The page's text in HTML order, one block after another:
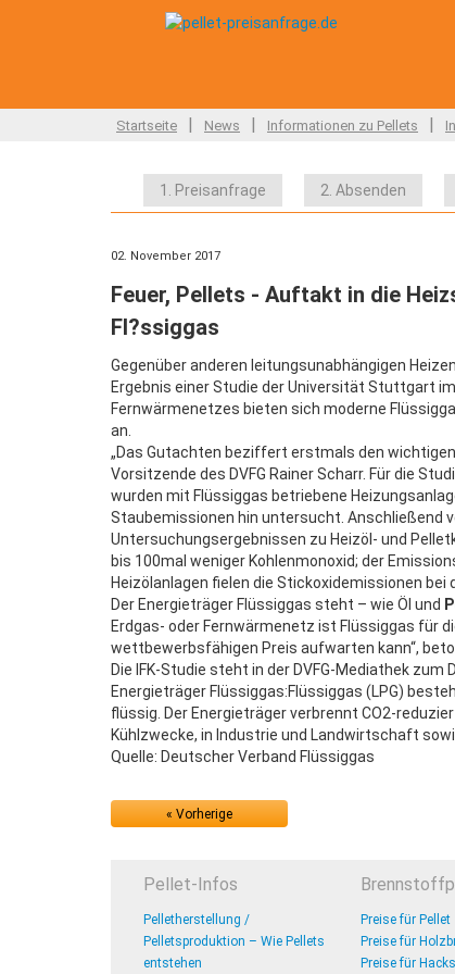
Startseite | News | Informationen zu Pellets |
1. Preisanfrage 2. Absenden
02. November 2017
Feuer, Pellets - Auftakt in die
Fl?ssiggas
Gegenüber anderen leitungsunabhängigen
Ergebnis einer Studie der Universität Stuttgart
Fernwärmenetzes bieten sich moderne
an.
„Das Gutachten beziffert erstmals den
Vorsitzende des DVFG Rainer Scharr. Für die
wurden mit Flüssiggas betriebene
Staubemissionen hin untersucht. Anschließend
Untersuchungsergebnissen zu Heizöl- und
bis 100mal weniger Kohlenmonoxid; der
Heizölanlagen fielen die Stickoxidemissionen
Der Energieträger Flüssiggas steht – wie Öl und
Erdgas- oder Fernwärmenetz ist Flüssiggas für
wettbewerbsfähigen Preis aufwarten kann“,
Die IFK-Studie steht in der DVFG-Mediathek zum
Energieträger Flüssiggas:Flüssiggas (LPG)
flüssig. Der Energieträger verbrennt CO2-
Kühlzwecke, in Industrie und Landwirtschaft
Quelle: Deutscher Verband Flüssiggas
« Vorherige
Pellet-Infos
Pelletherstellung /
Pelletsproduktion – Wie Pellets
entstehen
Preise für Pellet
Preise für
Preise für